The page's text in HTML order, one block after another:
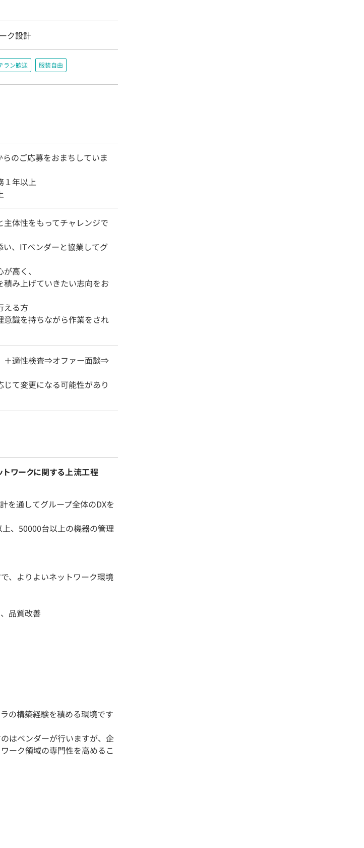
ク設計
ラン歓迎 服装自由
のご応募をおまちしていま
１年以上
主体性をもってチャレンジで
い、ITベンダーと協業してグ
高く、
み上げていきたい志向をお
える方
意識を持ちながら作業をされ
＋適性検査⇒オファー面談⇒
て変更になる可能性があり
ワークに関する上流工程
を通してグループ全体のDXを
、50000台以上の機器の管理
、よりよいネットワーク環境
品質改善
の構築経験を積める環境です
はベンダーが行いますが、企
ーク領域の専門性を高めるこ